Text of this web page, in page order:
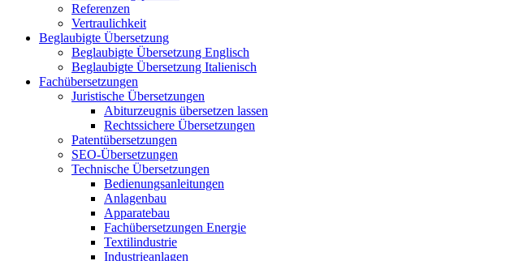
Referenzen
Vertraulichkeit
Beglaubigte Übersetzung
Beglaubigte Übersetzung Englisch
Beglaubigte Übersetzung Italienisch
Fachübersetzungen
Juristische Übersetzungen
Abiturzeugnis übersetzen lassen
Rechtssichere Übersetzungen
Patentübersetzungen
SEO-Übersetzungen
Technische Übersetzungen
Bedienungsanleitungen
Anlagenbau
Apparatebau
Fachübersetzungen Energie
Textilindustrie
Industrieanlagen